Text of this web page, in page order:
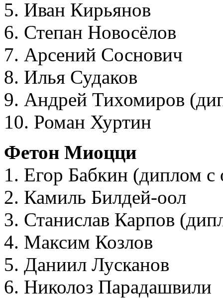
5. Иван Кирьянов
6. Степан Новосёлов
7. Арсений Соснович
8. Илья Судаков
9. Андрей Тихомиров
10. Роман Хуртин
Фетон Миоцци
1. Егор Бабкин (диплом с
2. Камиль Билдей-оол
3. Станислав Карпов
4. Максим Козлов
5. Даниил Лусканов
6. Николоз Парадашвили